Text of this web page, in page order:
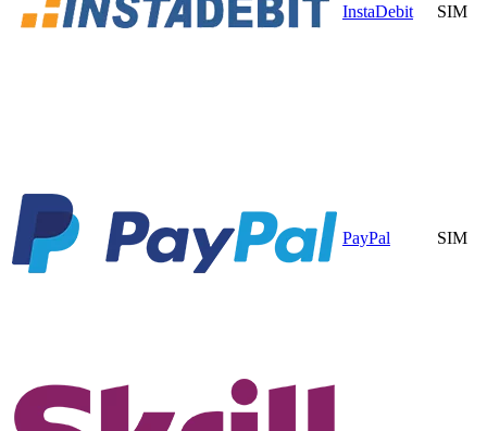
InstaDebit SIM
PayPal SIM